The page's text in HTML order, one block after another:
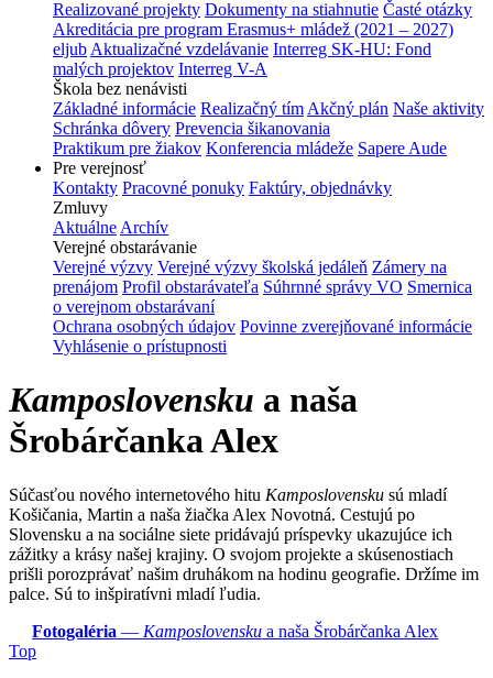
Realizované projekty Dokumenty na stiahnutie Časté otázky
Akreditácia pre program Erasmus+ mládež (2021 – 2027)
eljub Aktualizačné vzdelávanie Interreg SK-HU: Fond
malých projektov Interreg V-A
Škola bez nenávisti
Základné informácie Realizačný tím Akčný plán Naše aktivity
Schránka dôvery Prevencia šikanovania
Praktikum pre žiakov Konferencia mládeže Sapere Aude
Pre verejnosť
Kontakty Pracovné ponuky Faktúry, objednávky
Zmluvy
Aktuálne Archív
Verejné obstarávanie
Verejné výzvy Verejné výzvy školská jedáleň Zámery na
prenájom Profil obstarávateľa Súhrnné správy VO Smernica
o verejnom obstarávaní
Ochrana osobných údajov Povinne zverejňované informácie
Vyhlásenie o prístupnosti
Kamposlovensku a naša
Šrobárčanka Alex
Súčasťou nového internetového hitu Kamposlovensku sú mladí
Košičania, Martin a naša žiačka Alex Novotná. Cestujú po
Slovensku a na sociálne siete pridávajú príspevky ukazujúce ich
zážitky a krásy našej krajiny. O svojom projekte a skúsenostiach
prišli porozprávať našim druhákom na hodinu geografie. Držíme im
palce. Sú to inšpiratívni mladí ľudia.
Fotogaléria — Kamposlovensku a naša Šrobárčanka Alex
Top